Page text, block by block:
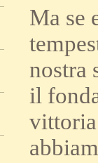
Ma se
nostra
il